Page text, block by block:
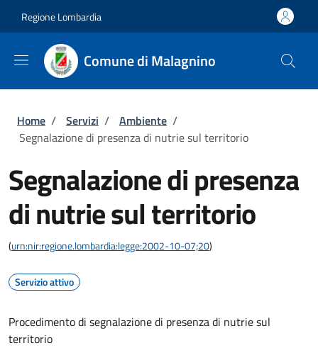
Regione Lombardia
Comune di Malagnino
Briciole di pane
Home / Servizi / Ambiente /
Segnalazione di presenza di nutrie sul territorio
Segnalazione di presenza
di nutrie sul territorio
(urn:nir:regione.lombardia:legge:2002-10-07;20)
Servizio attivo
Procedimento di segnalazione di presenza di nutrie sul
territorio